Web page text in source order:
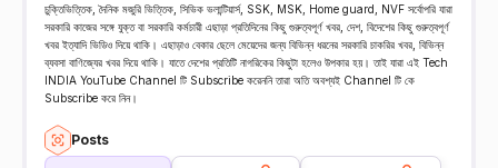
চুক্তিভিত্তিক, দৈনিক মজুরি ভিত্তিক, সিভিক ভলান্টিয়ার্স, SSK, MSK, Home guard, NVF সর্বোপরি যারা
সরকারি কাজের সঙ্গে যুক্ত বা সরকারি কর্মচারী এছাড়া প্রতিদিনের কিছু গুরুত্বপূর্ণ খবর, দেশ, বিদেশের কিছু গুরুত্বপূর্ণ
খবর ইত্যাদি ভিডিও দিয়ে থাকি। এছাড়াও বেকার ছেলে মেয়েদের জন্য বিভিন্ন ধরনের সরকারি চাকরির খবর, বিভিন্ন
ব্যবসা বাণিজ্যের খবর দিয়ে থাকি। যাতে দেশের প্রতিটি নাগরিকের কিছুটা হলেও উপকার হয়। তাই যারা এই Tech
INDIA YouTube Channel টি Subscribe করেননি তারা অতি অবশ্যই Channel টি কে
Subscribe করে নিন।
Posts